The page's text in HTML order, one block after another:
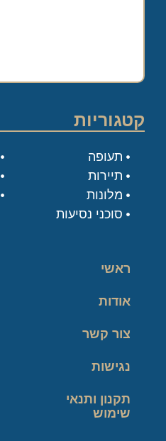
קטגוריות
תעופה
תיירות
מלונות
סוכני נסיעות
ראשי
אודות
צור קשר
נגישות
תקנון ותנאי
שימוש